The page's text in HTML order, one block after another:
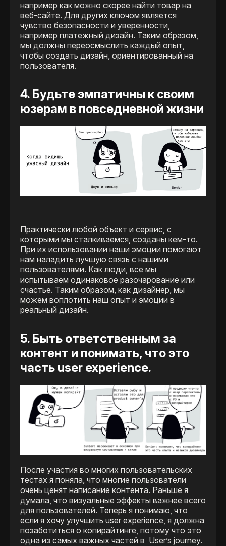
например как можно скорее найти товар на
веб-сайте. Для других ключом является
чувство безопасности и уверенности,
например платежный дизайн. Таким образом,
мы должны переосмыслить каждый опыт,
чтобы создать дизайн, ориентированный на
пользователя.
4. Будьте эмпатичны к своим
юзерам в повседневной жизни
Практически любой объект и сервис, с
которыми мы сталкиваемся, созданы кем-то.
При их использовании наши эмоции помогают
нам наладить лучшую связь с нашими
пользователями. Как люди, все мы
испытываем одинаковое разочарование или
счастье. Таким образом, как дизайнер, мы
можем воплотить наш опыт и эмоции в
реальный дизайн.
5. Быть ответственным за
контент и понимать, что это
часть user experience.
После участия во многих пользовательских
тестах я поняла, что многие пользователи
очень ценят написание контента. Раньше я
думала, что визуальные эффекты важнее всего
для пользователей. Теперь я понимаю, что
если я хочу улучшить user experience, я должна
позаботиться о копирайтинге, потому что это
одна из самых важных частей в User’s journey.